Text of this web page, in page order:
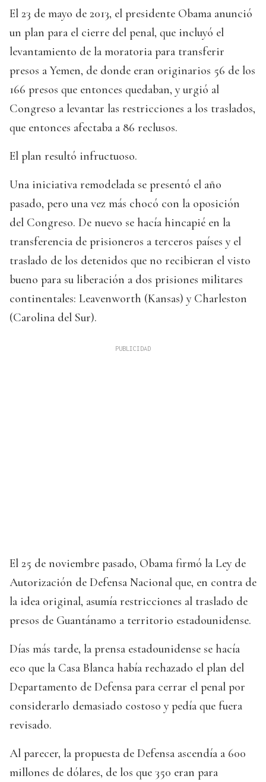
El 23 de mayo de 2013, el presidente Obama anunció
un plan para el cierre del penal, que incluyó el
levantamiento de la moratoria para transferir
presos a Yemen, de donde eran originarios 56 de los
166 presos que entonces quedaban, y urgió al
Congreso a levantar las restricciones a los traslados,
que entonces afectaba a 86 reclusos.
El plan resultó infructuoso.
Una iniciativa remodelada se presentó el año
pasado, pero una vez más chocó con la oposición
del Congreso. De nuevo se hacía hincapié en la
transferencia de prisioneros a terceros países y el
traslado de los detenidos que no recibieran el visto
bueno para su liberación a dos prisiones militares
continentales: Leavenworth (Kansas) y Charleston
(Carolina del Sur).
El 25 de noviembre pasado, Obama firmó la Ley de
Autorización de Defensa Nacional que, en contra de
la idea original, asumía restricciones al traslado de
presos de Guantánamo a territorio estadounidense.
Días más tarde, la prensa estadounidense se hacía
eco que la Casa Blanca había rechazado el plan del
Departamento de Defensa para cerrar el penal por
considerarlo demasiado costoso y pedía que fuera
revisado.
Al parecer, la propuesta de Defensa ascendía a 600
millones de dólares, de los que 350 eran para